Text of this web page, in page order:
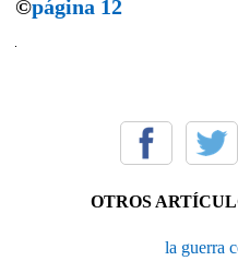
©página 12
OTROS
la guerra